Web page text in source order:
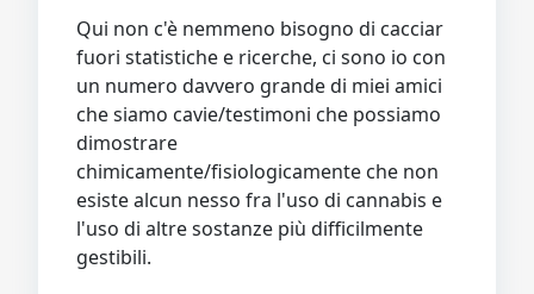
Qui non c'è nemmeno bisogno di cacciar
fuori statistiche e ricerche, ci sono io con
un numero davvero grande di miei amici
che siamo cavie/testimoni che possiamo
dimostrare
chimicamente/fisiologicamente che non
esiste alcun nesso fra l'uso di cannabis e
l'uso di altre sostanze più difficilmente
gestibili.